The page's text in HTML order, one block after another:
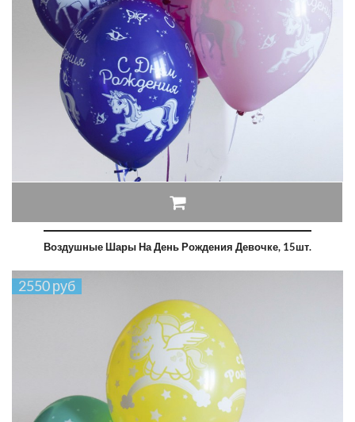
Воздушные Шары На День Рождения Девочке, 15шт.
2550 руб